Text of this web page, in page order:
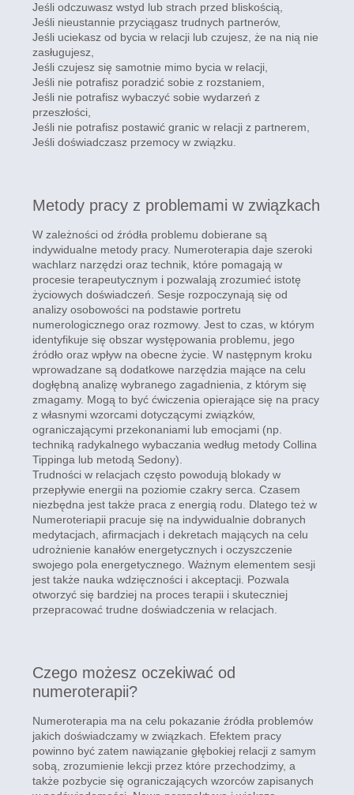
Jeśli odczuwasz wstyd lub strach przed bliskością,
Jeśli nieustannie przyciągasz trudnych partnerów,
Jeśli uciekasz od bycia w relacji lub czujesz, że na nią nie
zasługujesz,
Jeśli czujesz się samotnie mimo bycia w relacji,
Jeśli nie potrafisz poradzić sobie z rozstaniem,
Jeśli nie potrafisz wybaczyć sobie wydarzeń z
przeszłości,
Jeśli nie potrafisz postawić granic w relacji z partnerem,
Jeśli doświadczasz przemocy w związku.
Metody pracy z problemami w związkach
W zależności od źródła problemu dobierane są
indywidualne metody pracy. Numeroterapia daje szeroki
wachlarz narzędzi oraz technik, które pomagają w
procesie terapeutycznym i pozwalają zrozumieć istotę
życiowych doświadczeń. Sesje rozpoczynają się od
analizy osobowości na podstawie portretu
numerologicznego oraz rozmowy. Jest to czas, w którym
identyfikuje się obszar występowania problemu, jego
źródło oraz wpływ na obecne życie. W następnym kroku
wprowadzane są dodatkowe narzędzia mające na celu
dogłębną analizę wybranego zagadnienia, z którym się
zmagamy. Mogą to być ćwiczenia opierające się na pracy
z własnymi wzorcami dotyczącymi związków,
ograniczającymi przekonaniami lub emocjami (np.
techniką radykalnego wybaczania według metody Collina
Tippinga lub metodą Sedony).
Trudności w relacjach często powodują blokady w
przepływie energii na poziomie czakry serca. Czasem
niezbędna jest także praca z energią rodu. Dlatego też w
Numeroteriapii pracuje się na indywidualnie dobranych
medytacjach, afirmacjach i dekretach mających na celu
udrożnienie kanałów energetycznych i oczyszczenie
swojego pola energetycznego. Ważnym elementem sesji
jest także nauka wdzięczności i akceptacji. Pozwala
otworzyć się bardziej na proces terapii i skuteczniej
przepracować trudne doświadczenia w relacjach.
Czego możesz oczekiwać od
numeroterapii?
Numeroterapia ma na celu pokazanie źródła problemów
jakich doświadczamy w związkach. Efektem pracy
powinno być zatem nawiązanie głębokiej relacji z samym
sobą, zrozumienie lekcji przez które przechodzimy, a
także pozbycie się ograniczających wzorców zapisanych